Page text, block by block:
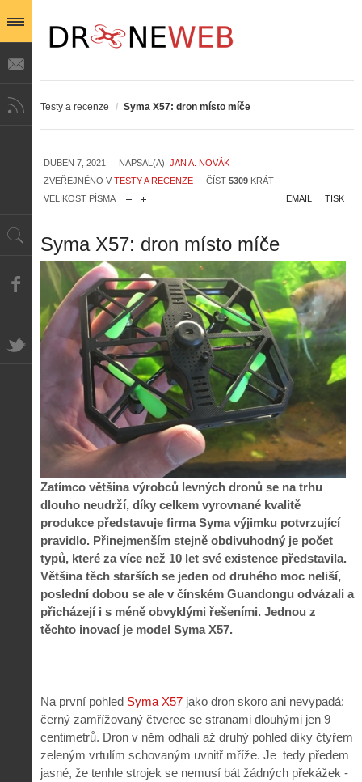
Testy a recenze / Syma X57: dron místo míče
DUBEN 7, 2021 NAPSAL(A) JAN A. NOVÁK
ZVEŘEJNĚNO V TESTY A RECENZE ČÍST 5309 KRÁT
VELIKOST PÍSMA
TISK
EMAIL
Syma X57: dron místo míče
Zatímco většina výrobců levných dronů se na trhu
dlouho neudrží, díky celkem vyrovnané kvalitě
produkce představuje firma Syma výjimku potvrzující
pravidlo. Přinejmenším stejně obdivuhodný je počet
typů, které za více než 10 let své existence představila.
Většina těch starších se jeden od druhého moc neliší,
poslední dobou se ale v čínském Guandongu odvázali a
přicházejí i s méně obvyklými řešeními. Jednou z
těchto inovací je model Syma X57.
Na první pohled Syma X57 jako dron skoro ani nevypadá:
černý zamřížovaný čtverec se stranami dlouhými jen 9
centimetrů. Dron v něm odhalí až druhý pohled díky čtyřem
zeleným vrtulím schovaným uvnitř mříže. Je tedy předem
jasné, že tenhle strojek se nemusí bát žádných překážek -